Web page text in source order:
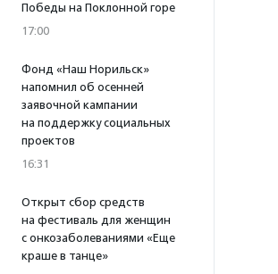
Победы на Поклонной горе
17:00
Фонд «Наш Норильск»
напомнил об осенней
заявочной кампании
на поддержку социальных
проектов
16:31
Открыт сбор средств
на фестиваль для женщин
с онкозаболеваниями «Еще
краше в танце»